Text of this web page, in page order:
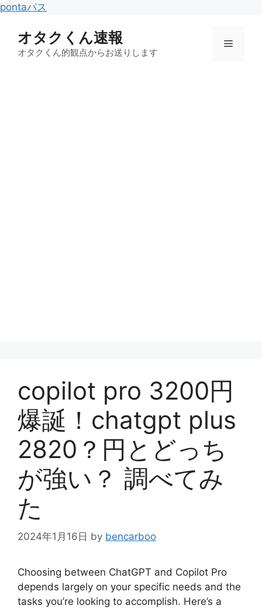
pontaパス
テ
ン
オタクくん速報
オタクくん的観点からお送りします
メ
copilot pro 3200円
爆誕！chatgpt plus
2820？円とどっち
が強い？ 調べてみ
た
2024年1月16日 by bencarboo
Choosing between ChatGPT and Copilot Pro
depends largely on your specific needs and the
tasks you’re looking to accomplish. Here’s a